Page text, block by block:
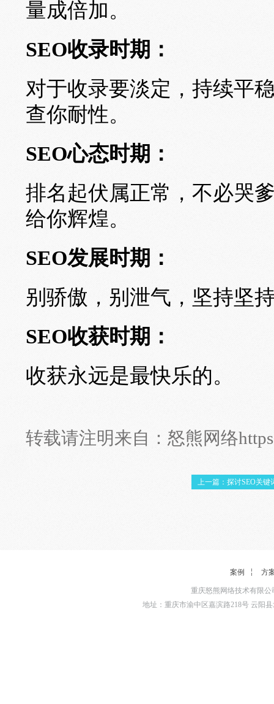
量成倍加。
SEO收录时期：
对于收录要淡定，持续平
查你耐性。
SEO心态时期：
排名起伏属正常，不必哭
给你辉煌。
SEO发展时期：
别骄傲，别泄气，坚持坚
SEO收获时期：
收获永远是最快乐的。
转载请注明来自： 怒熊网络
上一篇：探讨SEO关键
案例 方
重庆怒熊网络技术有限
地址：重庆市渝中区嘉滨路218号 云阳